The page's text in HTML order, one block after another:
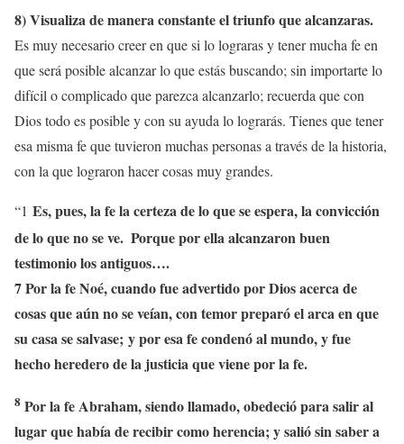
8) Visualiza de manera constante el triunfo que alcanzaras.
Es muy necesario creer en que si lo lograras y tener mucha fe en
que será posible alcanzar lo que estás buscando; sin importarte lo
difícil o complicado que parezca alcanzarlo; recuerda que con
Dios todo es posible y con su ayuda lo lograrás. Tienes que tener
esa misma fe que tuvieron muchas personas a través de la historia,
con la que lograron hacer cosas muy grandes.
“1 Es, pues, la fe la certeza de lo que se espera, la convicción
de lo que no se ve. Porque por ella alcanzaron buen
testimonio los antiguos….
7 Por la fe Noé, cuando fue advertido por Dios acerca de
cosas que aún no se veían, con temor preparó el arca en que
su casa se salvase; y por esa fe condenó al mundo, y fue
hecho heredero de la justicia que viene por la fe.
8 Por la fe Abraham, siendo llamado, obedeció para salir al
lugar que había de recibir como herencia; y salió sin saber a